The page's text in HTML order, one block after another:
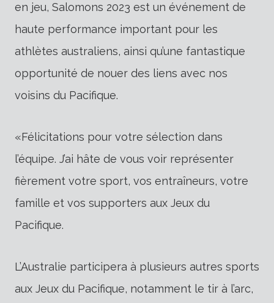
en jeu, Salomons 2023 est un événement de
haute performance important pour les
athlètes australiens, ainsi qu’une fantastique
opportunité de nouer des liens avec nos
voisins du Pacifique.
«Félicitations pour votre sélection dans
l’équipe. J’ai hâte de vous voir représenter
fièrement votre sport, vos entraîneurs, votre
famille et vos supporters aux Jeux du
Pacifique.
L’Australie participera à plusieurs autres sports
aux Jeux du Pacifique, notamment le tir à l’arc,